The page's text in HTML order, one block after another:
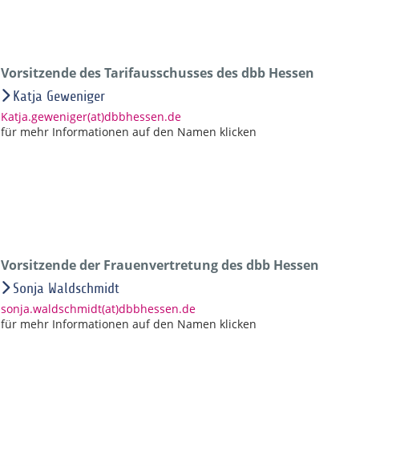
Vorsitzende des Tarifausschusses des dbb Hessen
Katja Geweniger
Katja.geweniger(at)dbbhessen.de
für mehr Informationen auf den Namen klicken
Vorsitzende der Frauenvertretung des dbb Hessen
Sonja Waldschmidt
sonja.waldschmidt(at)dbbhessen.de
für mehr Informationen auf den Namen klicken